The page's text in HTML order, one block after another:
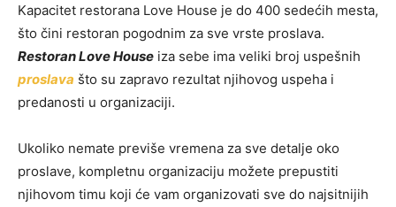
Kapacitet restorana Love House je do 400 sedećih mesta,
što čini restoran pogodnim za sve vrste proslava.
Restoran Love House iza sebe ima veliki broj uspešnih
proslava što su zapravo rezultat njihovog uspeha i
predanosti u organizaciji.
Ukoliko nemate previše vremena za sve detalje oko
proslave, kompletnu organizaciju možete prepustiti
njihovom timu koji će vam organizovati sve do najsitnijih